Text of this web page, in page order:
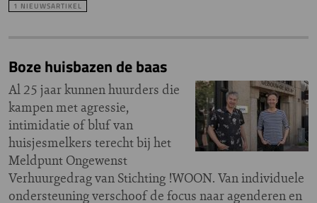
1 NIEUWSARTIKEL
Boze huisbazen de baas
Al 25 jaar kunnen huurders die
kampen met agressie,
intimidatie of bluf van
huisjesmelkers terecht bij het
Meldpunt Ongewenst
Verhuurgedrag van Stichting !WOON. Van individuele
ondersteuning verschoof de focus naar agenderen en